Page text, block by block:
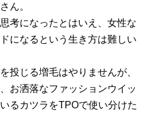
ん。
考になったとはいえ、女性な
になるという生き方は難しい
投じる増毛はやりませんが、
お洒落なファッションウイッ
るカツラをTPOで使い分けた